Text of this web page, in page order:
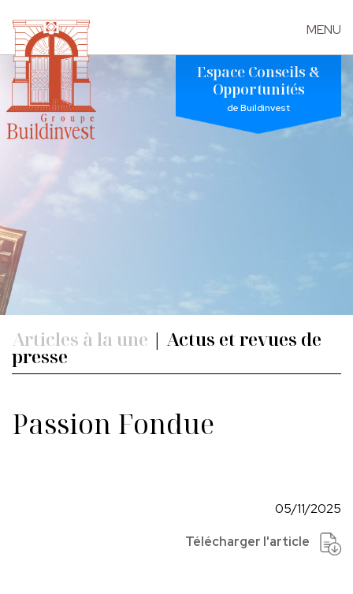
Skip
content
MENU
Espace Conseils &
Opportunités
de Buildinvest
Articles à la une | Actus et revues de
presse
Passion Fondue
05/11/2025
Télécharger l'article